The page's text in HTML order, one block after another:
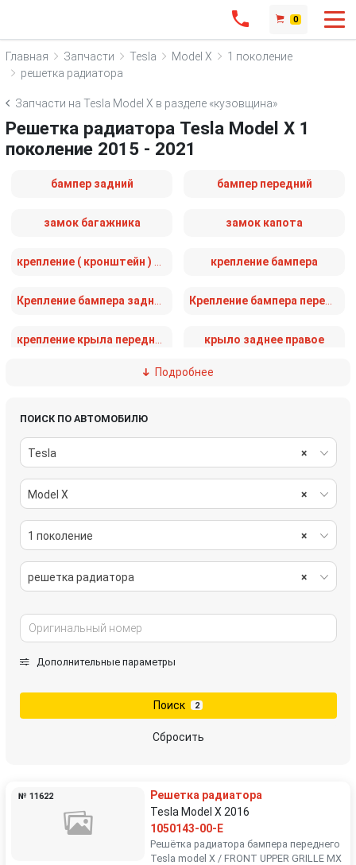
0
Главная Запчасти Tesla Model X
1 поколение
решетка радиатора
Запчасти на Tesla Model X в разделе «кузовщина»
Решетка радиатора Tesla Model X 1
поколение 2015 - 2021
бампер задний бампер передний
замок багажника замок капота
крепление бампера
крыло заднее правое
молдинг (накладка кузовная)
подкапотный пластик усилитель бампера переднего
четверть передняя правая
Юбка бампера заднего юбка бампера нижняя
Подробнее
ПОИСК ПО АВТОМОБИЛЮ
×
Tesla
×
Model X
×
1 поколение
×
решетка радиатора
Дополнительные параметры
Поиск 2
Сбросить
№ 11622
Решетка радиатора
Tesla Model X 2016
1050143-00-E
Решётка радиатора бампера переднего
Tesla model X / FRONT UPPER GRILLE MX